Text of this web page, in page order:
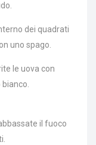
dei quadrati
uno spago.
le uova con
il fuoco